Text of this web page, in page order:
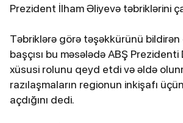
Prezident İlham Əliyevə təbriklərini
Təbriklərə görə təşəkkürünü bildirən
başçısı bu məsələdə ABŞ Prezidenti
xüsusi rolunu qeyd etdi və əldə
razılaşmaların regionun inkişafı
açdığını dedi.